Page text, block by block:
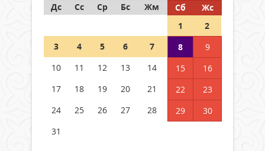
Дс
Сс Ср Бс Жм Сб
Жс
1
2
3
4 5 6 7 8
9
10
11 12 13 14 15
16
17
18 19 20 21 22
23
24
25 26 27 28 29
30
31